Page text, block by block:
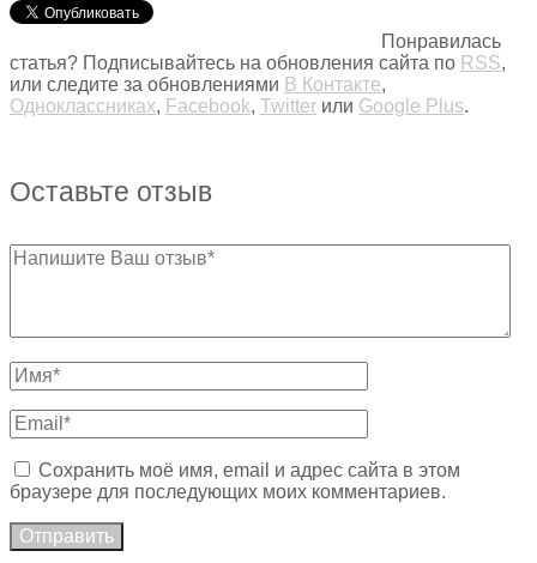
Понравилась
статья? Подписывайтесь на обновления сайта по RSS,
или следите за обновлениями В Контакте,
Одноклассниках, Facebook, Twitter или Google Plus.
Оставьте отзыв
Сохранить моё имя, email и адрес сайта в этом
браузере для последующих моих комментариев.